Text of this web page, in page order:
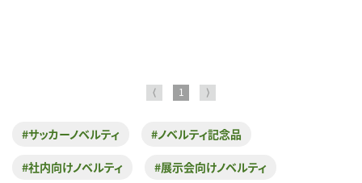
⟨ 1 ⟩
#サッカーノベルティ #ノベルティ記念品
#社内向けノベルティ #展示会向けノベルティ